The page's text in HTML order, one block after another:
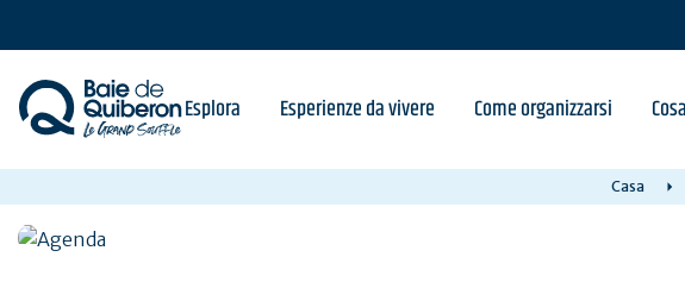
content
Esplora Esperienze da vivere Come organizzarsi
Casa